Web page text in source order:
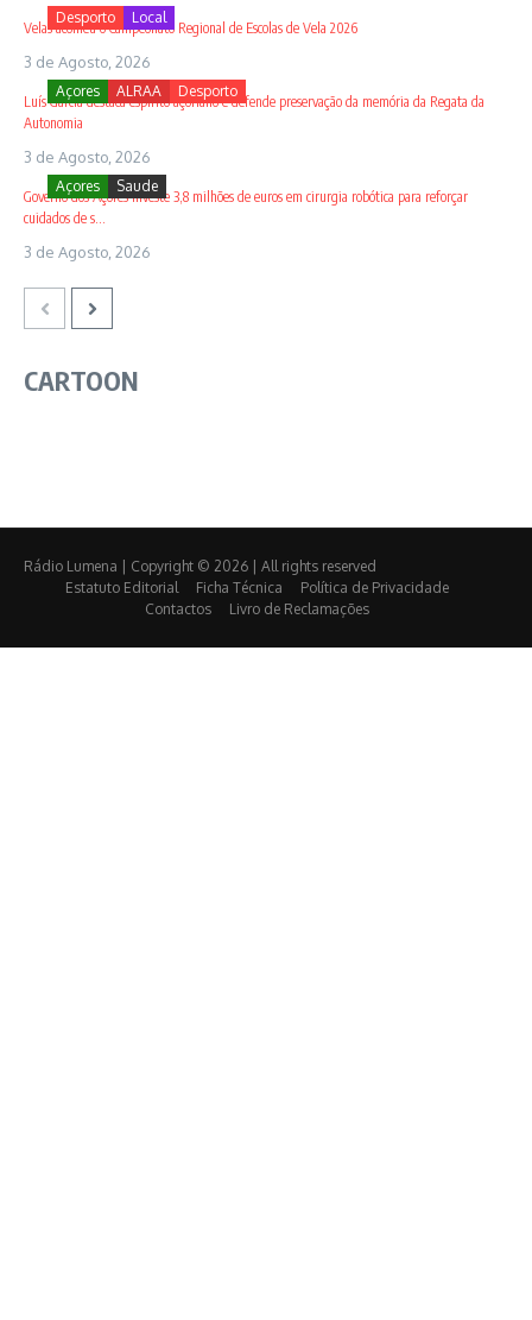
Desporto Local
Velas acolheu o Campeonato Regional de Escolas de Vela 2026
3 de Agosto, 2026
Açores ALRAA Desporto
Luís Garcia destaca espírito açoriano e defende preservação da memória da Regata da
Autonomia
3 de Agosto, 2026
Açores Saude
Governo dos Açores investe 3,8 milhões de euros em cirurgia robótica para reforçar
cuidados de s...
3 de Agosto, 2026
CARTOON
Rádio Lumena | Copyright © 2026 | All rights reserved
Estatuto Editorial
Ficha Técnica
Política de Privacidade
Contactos
Livro de Reclamações